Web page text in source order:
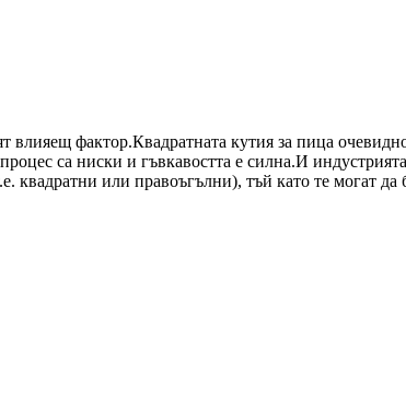
фактор.Квадратната кутия за пица
са ниски и гъвкавостта е силна.И
или правоъгълни), тъй като те могат да